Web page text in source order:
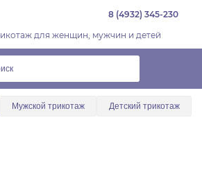
8 (4932) 345-230
для женщин, мужчин и детей
Мужской трикотаж Детский трикотаж